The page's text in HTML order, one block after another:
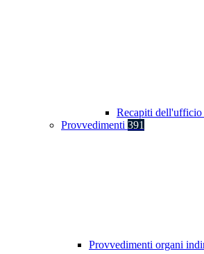
Recapiti dell'ufficio
Provvedimenti 391
Provvedimenti organi